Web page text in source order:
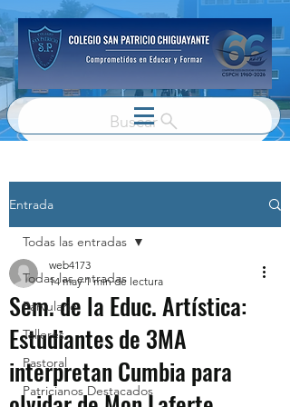
Buscar
Entrada
Todas las entradas
Parvulario
Talleres
Pastoral
Patricianos Destacados
Todas las entradas
Sem. de la Educ. Artística:
Estudiantes de 3MA
interpretan Cumbia para
web4173
14 may 1 min de lectura